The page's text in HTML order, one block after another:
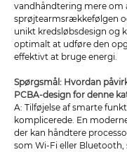
vandhåndtering mere om
sprøjtearmsrækkefølgen
unikt kredsløbsdesign og
optimalt at udføre den
effektivt at bruge energi.
Spørgsmål: Hvordan
PCBA-design for denne
A: Tilføjelse af smarte
komplicerede. En
der kan håndtere
som Wi-Fi eller